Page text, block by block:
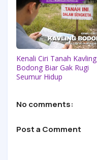
Kenali Ciri Tanah Kavling
Bodong Biar Gak Rugi
Seumur Hidup
No comments:
Post a Comment